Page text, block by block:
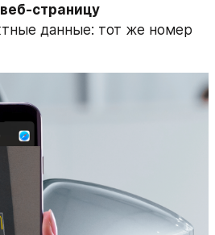
веб-страницу
данные: тот же номер